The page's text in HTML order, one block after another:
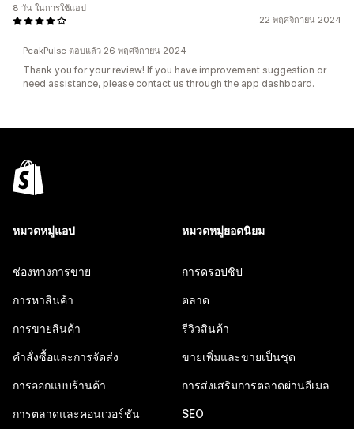
22 พฤศจิกายน 2024
8 วัน ในการใช้แอป
PeakPulse ตอบแล้ว 26 พฤศจิกายน 2024
Thank you for your review! If you have improvement suggestion or
need assistance, please contact us through the app dashboard.
หมวดหมู่แอป
ช่องทางการขาย
การหาสินค้า
การขายสินค้า
คำสั่งซื้อและการจัดส่ง
การออกแบบร้านค้า
การตลาดและคอนเวอร์ชัน
หมวดหมู่ยอดนิยม
การดรอปชิป
ตลาด
รีวิวสินค้า
ขายเพิ่มและขายเป็นชุด
การส่งเสริมการตลาดผ่านอีเมล
SEO